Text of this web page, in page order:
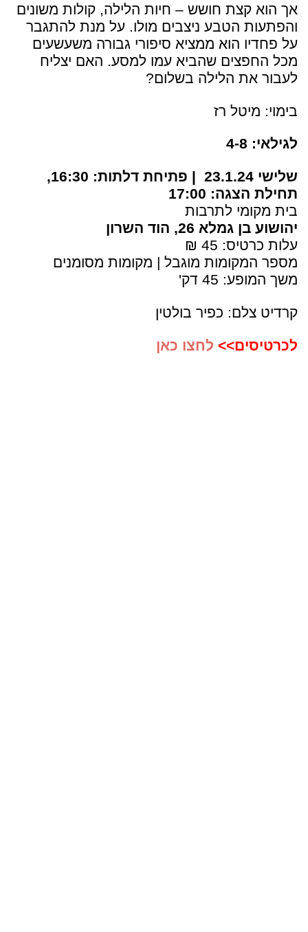
אך הוא קצת חושש – חיות הלילה, קולות משונים
והפתעות הטבע ניצבים מולו. על מנת להתגבר
על פחדיו הוא ממציא סיפורי גבורה משעשעים
מכל החפצים שהביא עמו למסע. האם יצליח
לעבור את הלילה בשלום?
בימוי: מיטל רז
לגילאי: 4-8
שלישי 23.1.24 | פתיחת דלתות: 16:30,
תחילת הצגה: 17:00
בית מקומי לתרבות
יהושוע בן גמלא 26, הוד השרון
עלות כרטיס: 45 ₪
מספר המקומות מוגבל | מקומות מסומנים
משך המופע: 45 דק'
קרדיט צלם: כפיר בולטין
לכרטיסים>> לחצו כאן